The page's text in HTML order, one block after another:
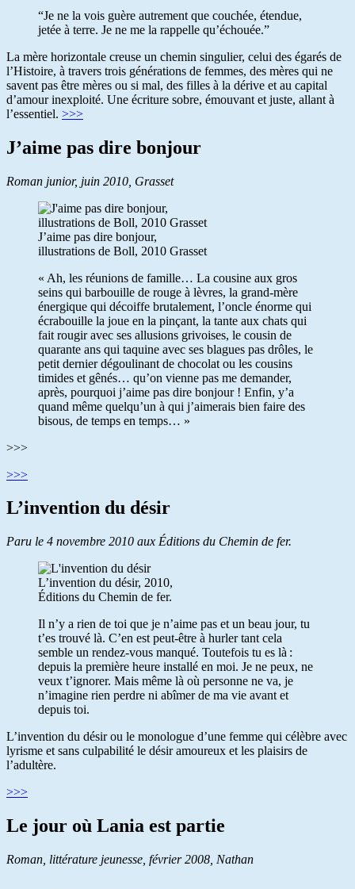
“Je ne la vois guère autrement que couchée, étendue,
jetée à terre. Je ne me la rappelle qu’échouée.”
La mère horizontale creuse un chemin singulier, celui des égarés de
l’Histoire, à travers trois générations de femmes, des mères qui ne
savent pas être mères ou si mal, des filles à la dérive et au capital
d’amour inexploité. Une écriture sobre, émouvant et juste, allant à
l’essentiel. >>>
J’aime pas dire bonjour
Roman junior, juin 2010, Grasset
J’aime pas dire bonjour,
illustrations de Boll, 2010 Grasset
« Ah, les réunions de famille… La cousine aux gros
seins qui barbouille de rouge à lèvres, la grand-mère
énergique qui décoiffe brutalement, l’oncle énorme qui
écrabouille la joue en la pinçant, la tante aux chats qui
fait rougir avec ses allusions grivoises, le cousin de
quarante ans qui taquine avec ses blagues pas drôles, le
petit dernier dégoulinant de chocolat ou les cousins
timides et gênés… qu’on vienne pas me demander,
après, pourquoi j’aime pas dire bonjour ! Enfin, y’a
quand même quelqu’un à qui j’aimerais bien faire des
bisous, de temps en temps… »
>>>
>>>
L’invention du désir
Paru le 4 novembre 2010 aux Éditions du Chemin de fer.
L’invention du désir, 2010,
Éditions du Chemin de fer.
Il n’y a rien de toi que je n’aime pas et un beau jour, tu
t’es trouvé là. C’en est peut-être à hurler tant cela
semble un rendez-vous manqué. Toutefois tu es là :
depuis la première heure installé en moi. Je ne peux, ne
veux t’ignorer. Mais même là où personne ne va, je
n’imagine rien perdre ni abîmer de ma vie avant et
depuis toi.
L’invention du désir ou le monologue d’une femme qui célèbre avec
lyrisme et sans culpabilité le désir amoureux et les plaisirs de
l’adultère.
>>>
Le jour où Lania est partie
Roman, littérature jeunesse, février 2008, Nathan